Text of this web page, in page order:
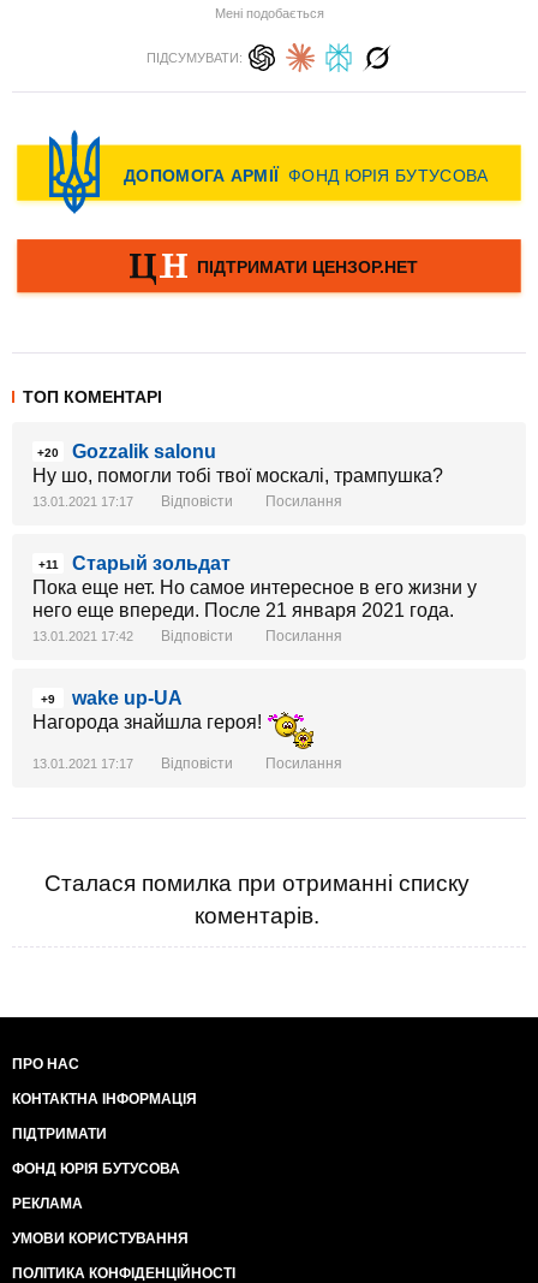
Мені подобається
ПІДСУМУВАТИ:
ТОП КОМЕНТАРІ
+20
Gozzalik salonu
Ну шо, помогли тобі твої москалі, трампушка?
13.01.2021 17:17 Відповісти Посилання
+11
Старый зольдат
Пока еще нет. Но самое интересное в его жизни у
него еще впереди. После 21 января 2021 года.
13.01.2021 17:42 Відповісти Посилання
+9
wake up-UA
Нагорода знайшла героя!
13.01.2021 17:17 Відповісти Посилання
Сталася помилка при отриманні списку
коментарів.
ПРО НАС
КОНТАКТНА ІНФОРМАЦІЯ
ПІДТРИМАТИ
ФОНД ЮРІЯ БУТУСОВА
РЕКЛАМА
УМОВИ КОРИСТУВАННЯ
ПОЛІТИКА КОНФІДЕНЦІЙНОСТІ